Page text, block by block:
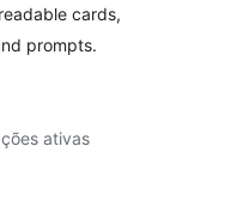
cards,
prompts.
ativas